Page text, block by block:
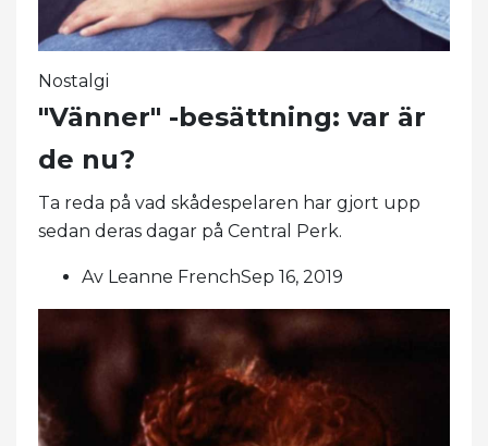
Nostalgi
"Vänner" -besättning: var är
de nu?
Ta reda på vad skådespelaren har gjort upp
sedan deras dagar på Central Perk.
Av Leanne FrenchSep 16, 2019